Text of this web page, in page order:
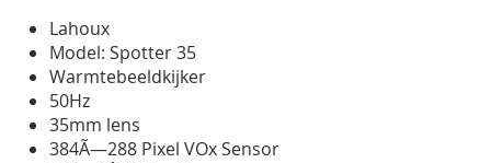
Lahoux
Model: Spotter 35
Warmtebeeldkijker
50Hz
35mm lens
384Ã—288 Pixel VOx Sensor